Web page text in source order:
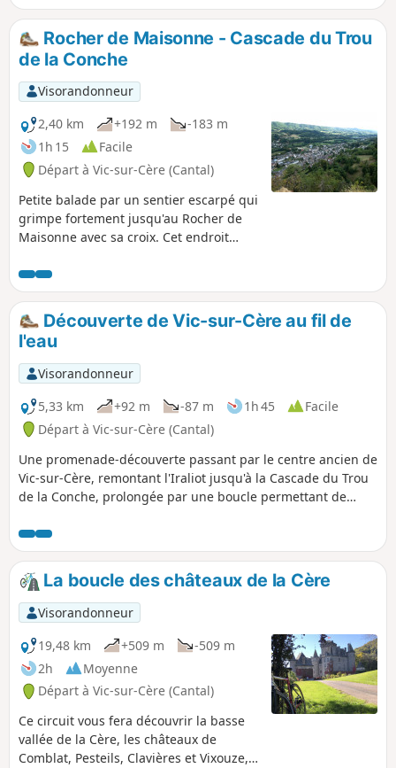
huguenots. En 2023, sentier entre (8) et (2) passant par le
Grotte des Anglais, interdit pour cause d'éboulement. Il est
toujours possible, jusqu'à indication contraire, de faire un
aller-retour jusqu'en (7) ou (8)
Rocher de Maisonne - Cascade du Trou
de la Conche
Visorandonneur
2,40 km
+192 m
-183 m
1h 15
Facile
Départ à Vic-sur-Cère (Cantal)
Petite balade par un sentier escarpé qui
grimpe fortement jusqu'au Rocher de
Maisonne avec sa croix. Cet endroit
ville de Vic-sur-Cère et la vallée de la
Cère, puis le détour par la Cascade du
Trou de la Conche procure un havre de
fraîcheur.
Découverte de Vic-sur-Cère au fil de
l'eau
Visorandonneur
5,33 km
+92 m -87 m 1h 45
Facile
Départ à Vic-sur-Cère (Cantal)
Une promenade-découverte passant par le centre ancien de
Vic-sur-Cère, remontant l'Iraliot jusqu'à la Cascade du Trou
de la Conche, prolongée par une boucle permettant de
minérale oubliée.
La boucle des châteaux de la Cère
Visorandonneur
19,48 km
+509 m
-509 m
2h
Moyenne
Départ à Vic-sur-Cère (Cantal)
Ce circuit vous fera découvrir la basse
vallée de la Cère, les châteaux de
Comblat, Pesteils, Clavières et Vixouze,